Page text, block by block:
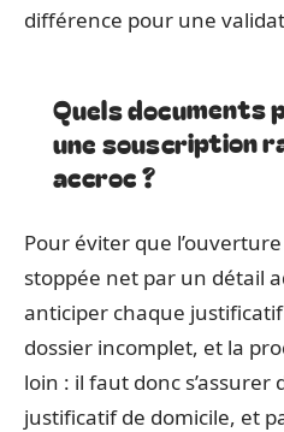
différence pour une
Quels documents
une souscription
accroc ?
Pour éviter que
stoppée net par un détail
anticiper chaque
dossier incomplet, et la
loin : il faut donc
justificatif de domicile, et